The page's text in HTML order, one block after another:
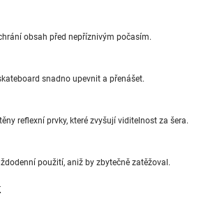
obsah před nepříznivým počasím.
snadno upevnit a přenášet.
reflexní prvky, které zvyšují viditelnost za šera.
použití, aniž by zbytečně zatěžoval.